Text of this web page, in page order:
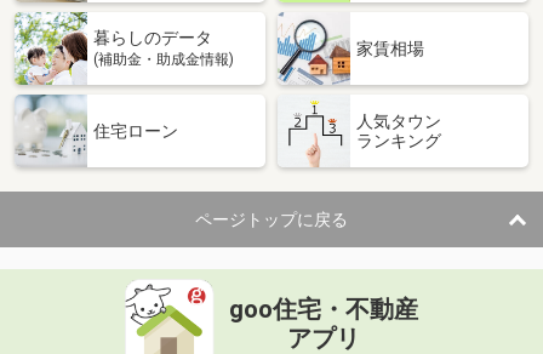
暮らしのデータ
(補助金・助成金情報)
家賃相場
住宅ローン
人気タウン
ランキング
ページトップに戻る
goo住宅・不動産
アプリ